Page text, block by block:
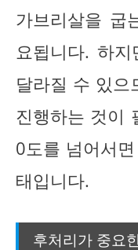
가브리살을 굽
요됩니다. 하
달라질 수 있으
진행하는 것이
0도를 넘어서
태입니다.
후처리가 중요